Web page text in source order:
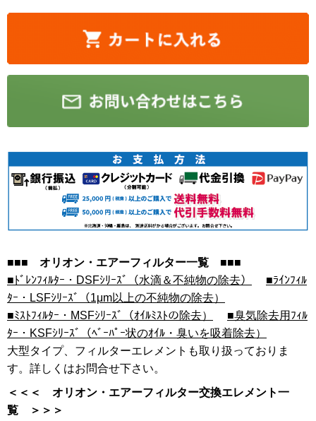
■■■ オリオン・エアーフィルター一覧 ■■■
■ﾄﾞﾚﾝﾌｨﾙﾀｰ・DSFｼﾘｰｽﾞ（水滴＆不純物の除去）
■ﾗｲﾝﾌｨﾙ
ﾀｰ・LSFｼﾘｰｽﾞ（1μm以上の不純物の除去）
■ﾐｽﾄﾌｨﾙﾀｰ・MSFｼﾘｰｽﾞ（ｵｲﾙﾐｽﾄの除去）
■臭気除去用ﾌｨﾙ
ﾀｰ・KSFｼﾘｰｽﾞ（ﾍﾞｰﾊﾟｰ状のｵｲﾙ・臭いを吸着除去）
大型タイプ、フィルターエレメントも取り扱っておりま
す。詳しくはお問合せ下さい。
＜＜＜ オリオン・エアーフィルター交換エレメント一
覧 ＞＞＞